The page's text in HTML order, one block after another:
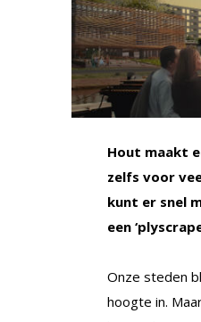
Hout maakt
zelfs voor
kunt er snel
een
Onze steden
hoogte in.